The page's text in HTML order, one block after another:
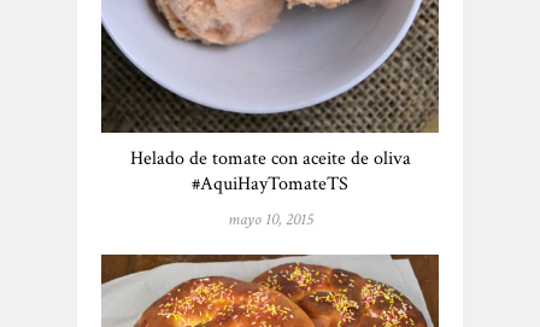
Helado de tomate con aceite de oliva
#AquiHayTomateTS
mayo 10, 2015